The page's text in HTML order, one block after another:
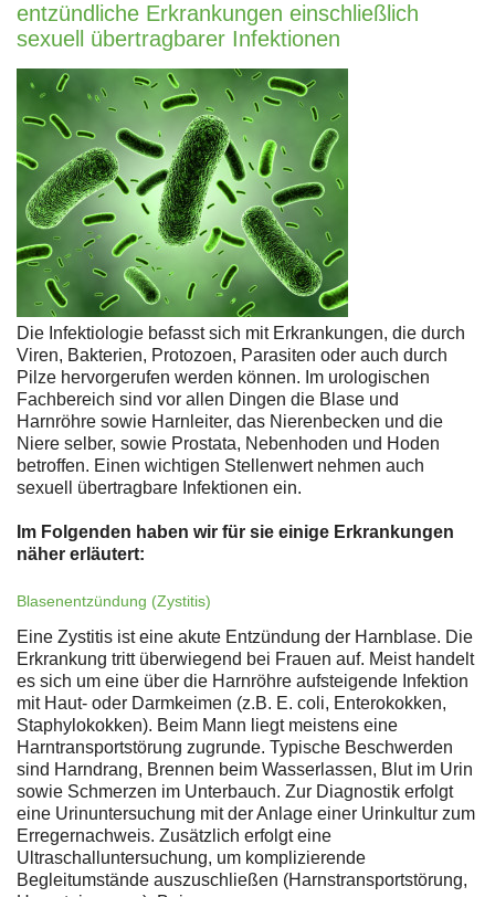
entzündliche Erkrankungen einschließlich
sexuell übertragbarer Infektionen
Die Infektiologie befasst sich mit Erkrankungen, die durch
Viren, Bakterien, Protozoen, Parasiten oder auch durch
Pilze hervorgerufen werden können. Im urologischen
Fachbereich sind vor allen Dingen die Blase und
Harnröhre sowie Harnleiter, das Nierenbecken und die
Niere selber, sowie Prostata, Nebenhoden und Hoden
betroffen. Einen wichtigen Stellenwert nehmen auch
sexuell übertragbare Infektionen ein.
Im Folgenden haben wir für sie einige Erkrankungen
näher erläutert:
Blasenentzündung (Zystitis)
Eine Zystitis ist eine akute Entzündung der Harnblase. Die
Erkrankung tritt überwiegend bei Frauen auf. Meist handelt
es sich um eine über die Harnröhre aufsteigende Infektion
mit Haut- oder Darmkeimen (z.B. E. coli, Enterokokken,
Staphylokokken). Beim Mann liegt meistens eine
Harntransportstörung zugrunde. Typische Beschwerden
sind Harndrang, Brennen beim Wasserlassen, Blut im Urin
sowie Schmerzen im Unterbauch. Zur Diagnostik erfolgt
eine Urinuntersuchung mit der Anlage einer Urinkultur zum
Erregernachweis. Zusätzlich erfolgt eine
Ultraschalluntersuchung, um komplizierende
Begleitumstände auszuschließen (Harnstransportstörung,